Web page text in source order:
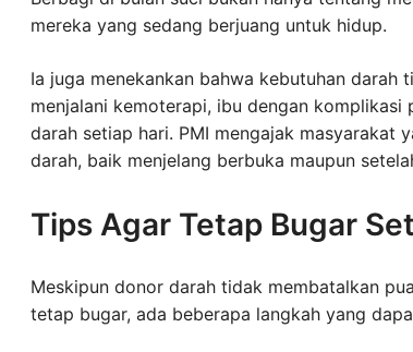
mereka yang sedang berjuang untuk hidup.
Ia juga menekankan bahwa kebutuhan darah
menjalani kemoterapi, ibu dengan
darah setiap hari. PMI mengajak masyarakat
darah, baik menjelang berbuka maupun
Tips Agar Tetap Bugar
Meskipun donor darah tidak membatalkan
tetap bugar, ada beberapa langkah yang